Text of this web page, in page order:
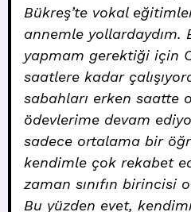
Bükreş’te vokal
annemle yollardaydım.
yapmam gerektiği için
saatlere kadar
sabahları erken saatte
ödevlerime devam
sadece ortalama bir
kendimle çok rekabet
zaman sınıfın birincisi
Bu yüzden evet,